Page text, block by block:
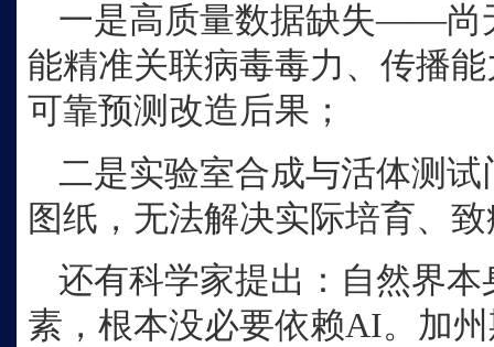
一是高质量数据缺失——尚
能精准关联病毒毒力、传播
可靠预测改造后果；
二是实验室合成与活体测试
图纸，无法解决实际培育、
还有科学家提出：自然界
素，根本没必要依赖AI。加